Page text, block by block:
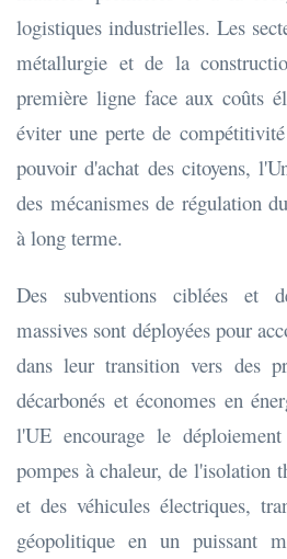
logistiques industrielles. Les
métallurgie et de la
première ligne face aux coûts
éviter une perte de
pouvoir d'achat des citoyens,
des mécanismes de régulation
à long terme.
Des subventions ciblées et
massives sont déployées pour
dans leur transition vers des
décarbonés et économes en
l'UE encourage le
pompes à chaleur, de l'isolation
et des véhicules électriques,
géopolitique en un puissant